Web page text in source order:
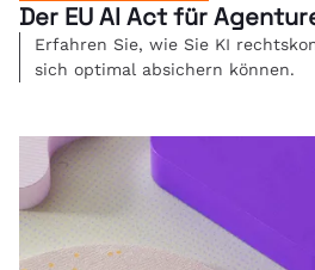
Der EU AI Act für
Erfahren Sie, wie Sie KI
sich optimal absichern können.